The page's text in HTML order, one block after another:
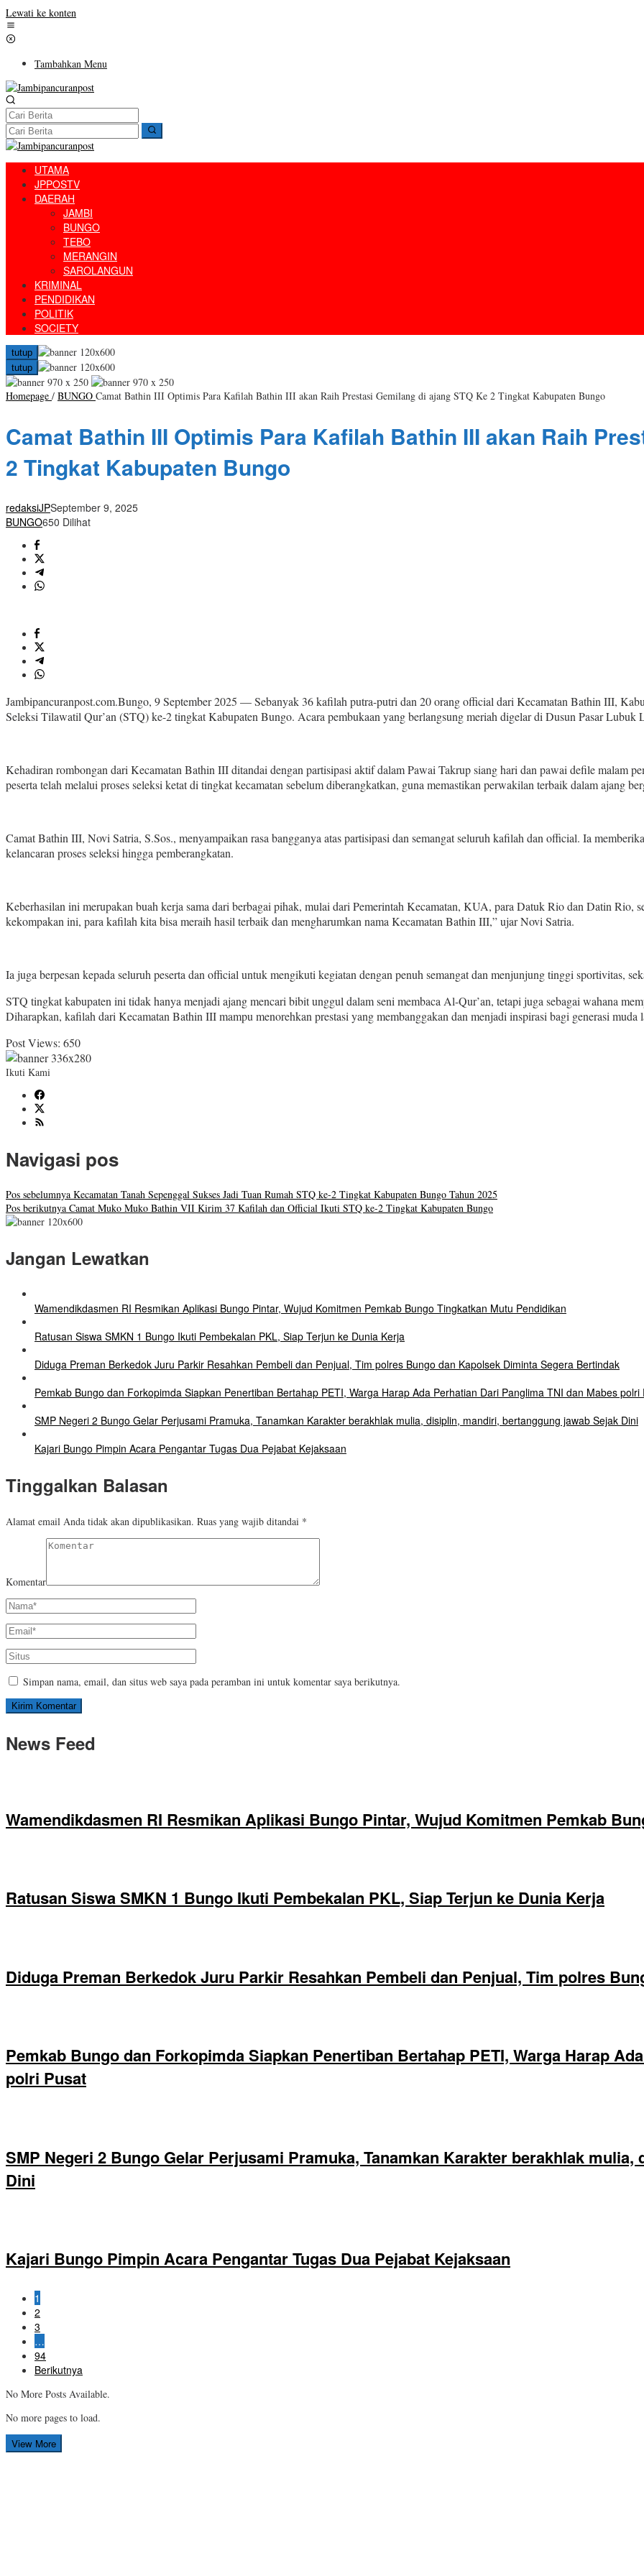
Lewati ke konten
Tambahkan Menu
UTAMA
JPPOSTV
DAERAH
JAMBI
BUNGO
TEBO
MERANGIN
SAROLANGUN
KRIMINAL
PENDIDIKAN
POLITIK
SOCIETY
tutup
tutup
Homepage / BUNGO Camat Bathin III Optimis Para Kafilah Bathin III akan Raih Prestasi Gemilang di ajang STQ Ke 2 Tingkat Kabupaten Bungo
Camat Bathin III Optimis Para Kafilah Bathin III akan Raih
2 Tingkat Kabupaten Bungo
redaksiJPSeptember 9, 2025
BUNGO650 Dilihat
Jambipancuranpost.com.Bungo, 9 September 2025 — Sebanyak 36 kafilah putra-putri dan 20 orang official dari Kecamatan Bathin III,
Seleksi Tilawatil Qur’an (STQ) ke-2 tingkat Kabupaten Bungo. Acara pembukaan yang berlangsung meriah digelar di Dusun Pasar Lubuk
Kehadiran rombongan dari Kecamatan Bathin III ditandai dengan partisipasi aktif dalam Pawai Takrup siang hari dan pawai defile malam
peserta telah melalui proses seleksi ketat di tingkat kecamatan sebelum diberangkatkan, guna memastikan perwakilan terbaik dalam ajang
Camat Bathin III, Novi Satria, S.Sos., menyampaikan rasa bangganya atas partisipasi dan semangat seluruh kafilah dan official. Ia
kelancaran proses seleksi hingga pemberangkatan.
Keberhasilan ini merupakan buah kerja sama dari berbagai pihak, mulai dari Pemerintah Kecamatan, KUA, para Datuk Rio dan Datin Rio,
kekompakan ini, para kafilah kita bisa meraih hasil terbaik dan mengharumkan nama Kecamatan Bathin III,” ujar Novi Satria.
Ia juga berpesan kepada seluruh peserta dan official untuk mengikuti kegiatan dengan penuh semangat dan menjunjung tinggi sportivitas,
STQ tingkat kabupaten ini tidak hanya menjadi ajang mencari bibit unggul dalam seni membaca Al-Qur’an, tetapi juga sebagai wahana
Diharapkan, kafilah dari Kecamatan Bathin III mampu menorehkan prestasi yang membanggakan dan menjadi inspirasi bagi generasi muda
Post Views: 650
Ikuti Kami
Navigasi pos
Pos sebelumnya Kecamatan Tanah Sepenggal Sukses Jadi Tuan Rumah STQ ke-2 Tingkat Kabupaten Bungo Tahun 2025
Pos berikutnya Camat Muko Muko Bathin VII Kirim 37 Kafilah dan Official Ikuti STQ ke-2 Tingkat Kabupaten Bungo
Jangan Lewatkan
Wamendikdasmen RI Resmikan Aplikasi Bungo Pintar, Wujud Komitmen Pemkab Bungo Tingkatkan Mutu Pendidikan
Ratusan Siswa SMKN 1 Bungo Ikuti Pembekalan PKL, Siap Terjun ke Dunia Kerja
Diduga Preman Berkedok Juru Parkir Resahkan Pembeli dan Penjual, Tim polres Bungo dan Kapolsek Diminta Segera Bertindak
Pemkab Bungo dan Forkopimda Siapkan Penertiban Bertahap PETI, Warga Harap Ada Perhatian Dari Panglima TNI dan Mabes polri
SMP Negeri 2 Bungo Gelar Perjusami Pramuka, Tanamkan Karakter berakhlak mulia, disiplin, mandiri, bertanggung jawab Sejak Dini
Kajari Bungo Pimpin Acara Pengantar Tugas Dua Pejabat Kejaksaan
Tinggalkan Balasan
Alamat email Anda tidak akan dipublikasikan. Ruas yang wajib ditandai *
Komentar
Simpan nama, email, dan situs web saya pada peramban ini untuk komentar saya berikutnya.
News Feed
Wamendikdasmen RI Resmikan Aplikasi Bungo Pintar, Wujud Komitmen Pemkab
Ratusan Siswa SMKN 1 Bungo Ikuti Pembekalan PKL, Siap Terjun ke Dunia Kerja
Diduga Preman Berkedok Juru Parkir Resahkan Pembeli dan Penjual, Tim polres
Pemkab Bungo dan Forkopimda Siapkan Penertiban Bertahap PETI, Warga Harap
polri Pusat
SMP Negeri 2 Bungo Gelar Perjusami Pramuka, Tanamkan Karakter berakhlak
Dini
Kajari Bungo Pimpin Acara Pengantar Tugas Dua Pejabat Kejaksaan
1
2
3
…
94
Berikutnya
No More Posts Available.
No more pages to load.
View More